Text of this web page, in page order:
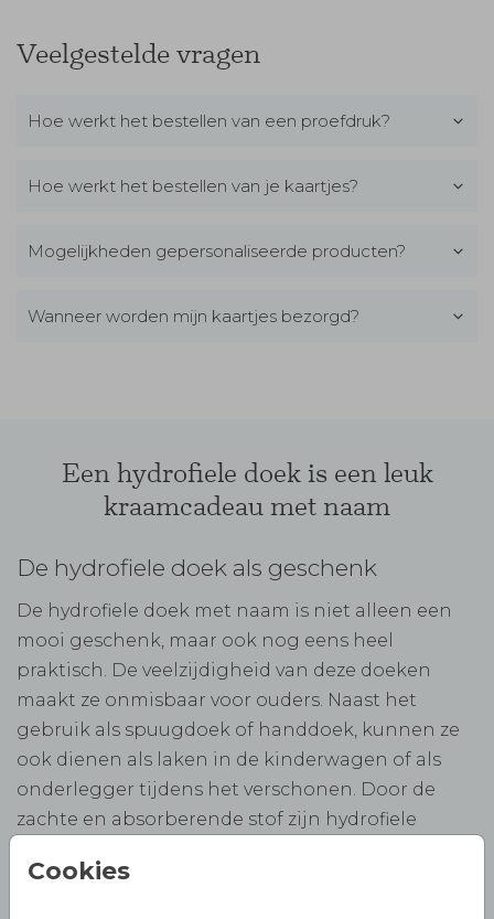
Cookies
Veelgestelde vragen
Hoe werkt het bestellen van een proefdruk?
Hoe werkt het bestellen van je kaartjes?
Mogelijkheden gepersonaliseerde producten?
Wanneer worden mijn kaartjes bezorgd?
Een hydrofiele doek is een leuk
kraamcadeau met naam
De hydrofiele doek als geschenk
De hydrofiele doek met naam is niet alleen een
mooi geschenk, maar ook nog eens heel
praktisch. De veelzijdigheid van deze doeken
maakt ze onmisbaar voor ouders. Naast het
gebruik als spuugdoek of handdoek, kunnen ze
ook dienen als laken in de kinderwagen of als
onderlegger tijdens het verschonen. Door de
zachte en absorberende stof zijn hydrofiele
Of je nu op zoek bent naar een uniek